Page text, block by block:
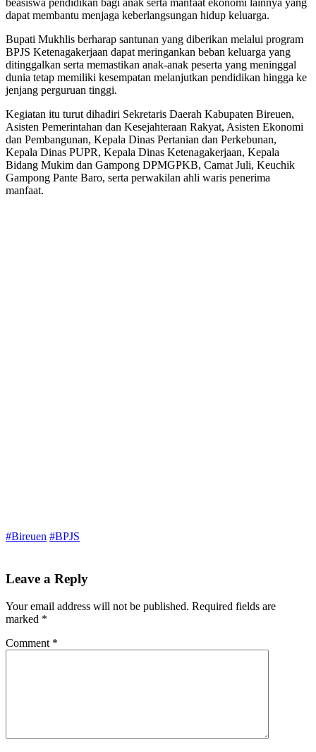
beasiswa pendidikan bagi anak serta manfaat ekonomi lainnya yang
dapat membantu menjaga keberlangsungan hidup keluarga.
Bupati Mukhlis berharap santunan yang diberikan melalui program
BPJS Ketenagakerjaan dapat meringankan beban keluarga yang
ditinggalkan serta memastikan anak-anak peserta yang meninggal
dunia tetap memiliki kesempatan melanjutkan pendidikan hingga ke
jenjang perguruan tinggi.
Kegiatan itu turut dihadiri Sekretaris Daerah Kabupaten Bireuen,
Asisten Pemerintahan dan Kesejahteraan Rakyat, Asisten Ekonomi
dan Pembangunan, Kepala Dinas Pertanian dan Perkebunan,
Kepala Dinas PUPR, Kepala Dinas Ketenagakerjaan, Kepala
Bidang Mukim dan Gampong DPMGPKB, Camat Juli, Keuchik
Gampong Pante Baro, serta perwakilan ahli waris penerima
manfaat.
#Bireuen #BPJS
Leave a Reply
Your email address will not be published. Required fields are
marked *
Comment *